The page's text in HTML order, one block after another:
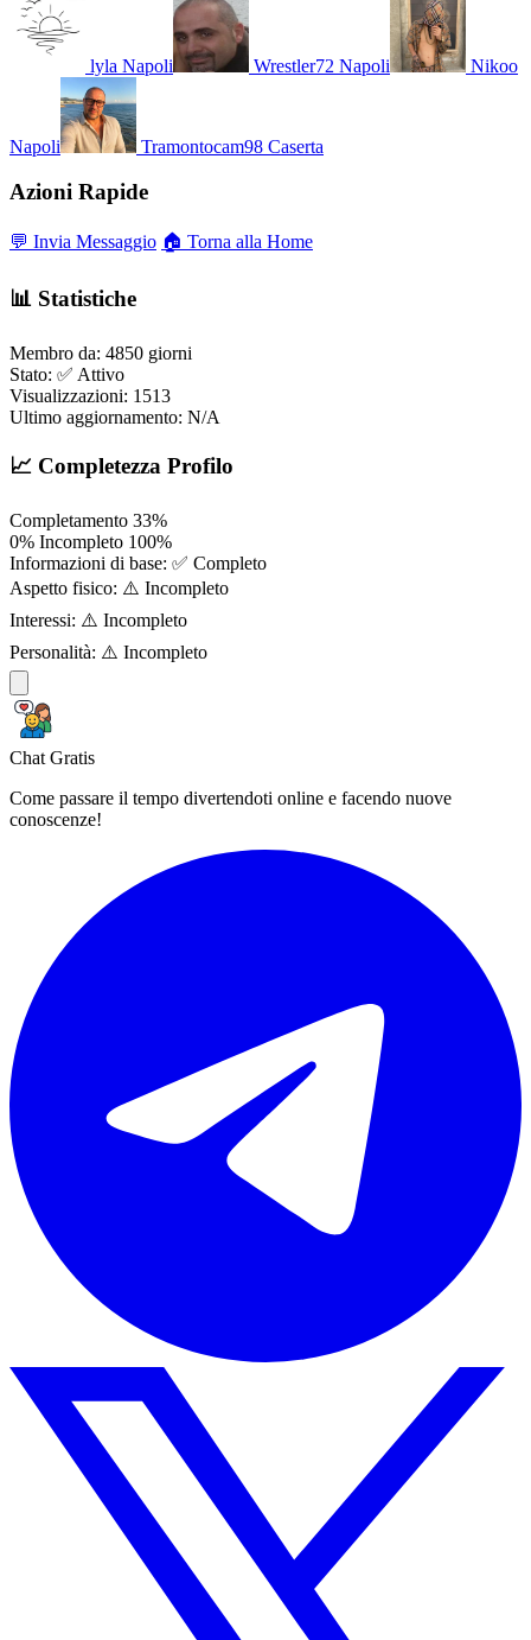
lyla Napoli Wrestler72 Napoli Nikoo
Napoli Tramontocam98 Caserta
Azioni Rapide
💬 Invia Messaggio 🏠 Torna alla Home
📊 Statistiche
Membro da: 4850 giorni
Stato: ✅ Attivo
Visualizzazioni: 1513
Ultimo aggiornamento: N/A
📈 Completezza Profilo
Completamento 33%
0% Incompleto 100%
Informazioni di base: ✅ Completo
Aspetto fisico: ⚠️ Incompleto
Interessi: ⚠️ Incompleto
Personalità: ⚠️ Incompleto
Chat Gratis
Come passare il tempo divertendoti online e facendo nuove
conoscenze!